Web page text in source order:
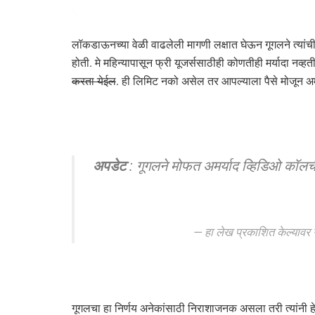
लॉकडाऊनच्या वेळी वाढलेली मागणी लक्षात घेऊन गूगलने
होती. मे महिन्यापासून फ्री यूजर्ससाठीही कोणतीही मर्यादा
करता येईल. ही लिमिट नको असेल तर आपल्याला पैसे मोजून
अपडेट: गूगलने मोफत अमर्याद व्हिडिओ
हा लेख प्रकाशित केल्यावर
गूगलचा हा निर्णय अनेकांसाठी निराशाजनक असला तरी